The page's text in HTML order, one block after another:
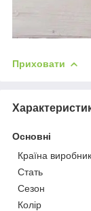
Приховати
Основні
Країна виробник
Стать
Сезон
Колір